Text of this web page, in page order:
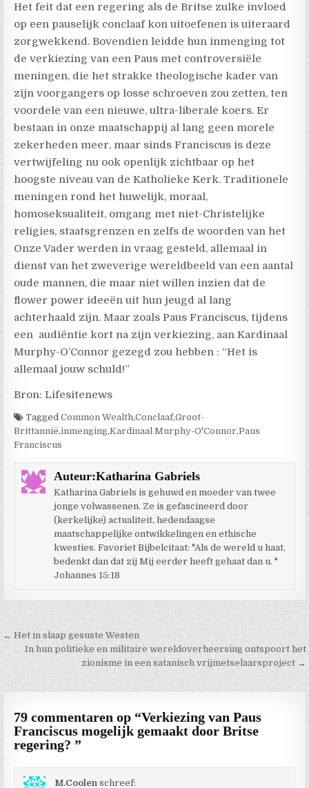
Het feit dat een regering als de Britse zulke invloed
op een pauselijk conclaaf kon uitoefenen is uiteraard
zorgwekkend. Bovendien leidde hun inmenging tot
de verkiezing van een Paus met controversiële
meningen, die het strakke theologische kader van
zijn voorgangers op losse schroeven zou zetten, ten
voordele van een nieuwe, ultra-liberale koers. Er
bestaan in onze maatschappij al lang geen morele
zekerheden meer, maar sinds Franciscus is deze
vertwijfeling nu ook openlijk zichtbaar op het
hoogste niveau van de Katholieke Kerk. Traditionele
meningen rond het huwelijk, moraal,
homoseksualiteit, omgang met niet-Christelijke
religies, staatsgrenzen en zelfs de woorden van het
Onze Vader werden in vraag gesteld, allemaal in
dienst van het zweverige wereldbeeld van een aantal
oude mannen, die maar niet willen inzien dat de
flower power ideeën uit hun jeugd al lang
achterhaald zijn. Maar zoals Paus Franciscus, tijdens
een audiëntie kort na zijn verkiezing, aan Kardinaal
Murphy-O’Connor gezegd zou hebben : “Het is
allemaal jouw schuld!”
Bron: Lifesitenews
TaggedCommon Wealth,Conclaaf,Groot-
Brittannië,inmenging,Kardinaal Murphy-O'Connor,Paus
Franciscus
Auteur:Katharina Gabriels
Katharina Gabriels is gehuwd en moeder van twee
jonge volwassenen. Ze is gefascineerd door
(kerkelijke) actualiteit, hedendaagse
maatschappelijke ontwikkelingen en ethische
kwesties. Favoriet Bijbelcitaat: "Als de wereld u haat,
bedenkt dan dat zij Mij eerder heeft gehaat dan u. "
Johannes 15:18
Berichtnavigatie
← Het in slaap gesuste Westen
In hun politieke en militaire wereldoverheersing ontspoort het
zionisme in een satanisch vrijmetselaarsproject →
79 commentaren op “Verkiezing van Paus
Franciscus mogelijk gemaakt door Britse
regering?”
M.Coolen schreef: